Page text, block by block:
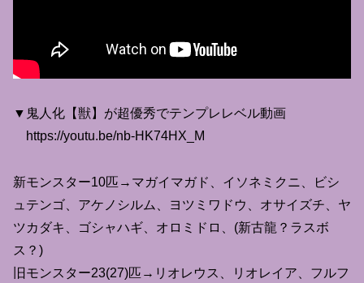
▼鬼人化【獣】が超優秀でテンプレレベル動画
https://youtu.be/nb-HK74HX_M
新モンスター10匹→マガイマガド、イソネミクニ、ビシ
ュテンゴ、アケノシルム、ヨツミワドウ、オサイズチ、ヤ
ツカダキ、ゴシャハギ、オロミドロ、(新古龍？ラスボ
ス？)
旧モンスター23(27)匹→リオレウス、リオレイア、フルフ